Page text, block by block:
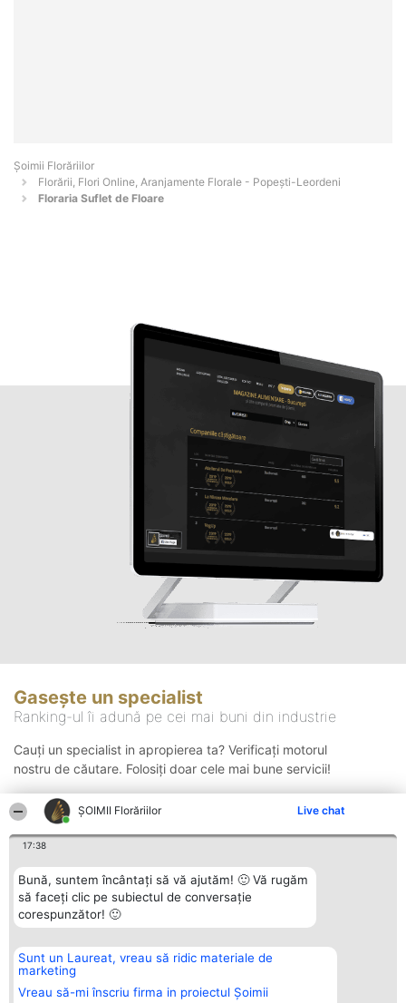
ȘOIMII Florăriilor Live chat
17:38
Bună, suntem încântați să vă ajutăm! 🙂 Vă rugăm
să faceți clic pe subiectul de conversație
corespunzător! 🙂
Sunt un Laureat, vreau să ridic materiale de
marketing
Vreau să-mi înscriu firma in proiectul Șoimii
Șoimii Florăriilor
Florării, Flori Online, Aranjamente Florale - Popeşti-Leordeni
Floraria Suflet de Floare
Gasește un specialist
Ranking-ul îi adună pe cei mai buni din industrie
Cauți un specialist in apropierea ta? Verificați motorul
nostru de căutare. Folosiți doar cele mai bune servicii!
Organizator Ranking
BRIGHT SOLUTIONS BR SRL
Aleea Timisul De Sus 2 Bl. A30
Sc. A Et. 4 Ap. 13 Cod 061952
Plebiscyt
Lista Tuturor
Laureaților
Contact